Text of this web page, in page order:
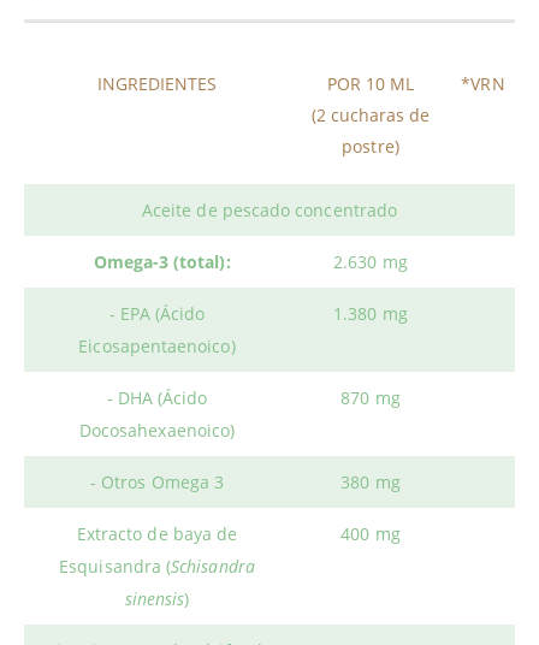
INGREDIENTES
POR 10 ML
(2 cucharas de
postre)
*VRN
Aceite de pescado concentrado
Omega-3 (total): 2.630 mg
- EPA (Ácido
Eicosapentaenoico)
1.380 mg
- DHA (Ácido
Docosahexaenoico)
870 mg
- Otros Omega 3 380 mg
Extracto de baya de
Esquisandra (Schisandra
sinensis)
400 mg